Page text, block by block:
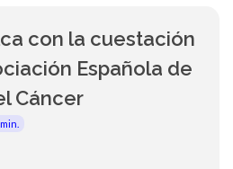
con la cuestación
Española de
Cáncer